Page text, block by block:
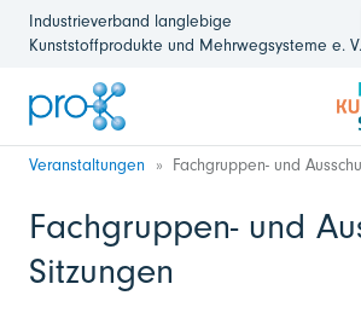
Industrieverband langlebige
Kunststoffprodukte und Mehrwegsysteme e. V.
Veranstaltungen Fachgruppen- und
Fachgruppen- und
Sitzungen